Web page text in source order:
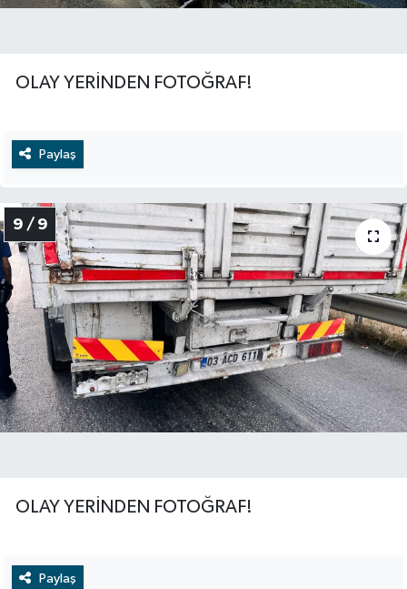
OLAY YERİNDEN FOTOĞRAF!
Paylaş
9 / 9
OLAY YERİNDEN FOTOĞRAF!
Paylaş